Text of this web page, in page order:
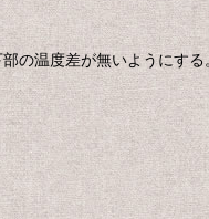
の温度差が無いようにする